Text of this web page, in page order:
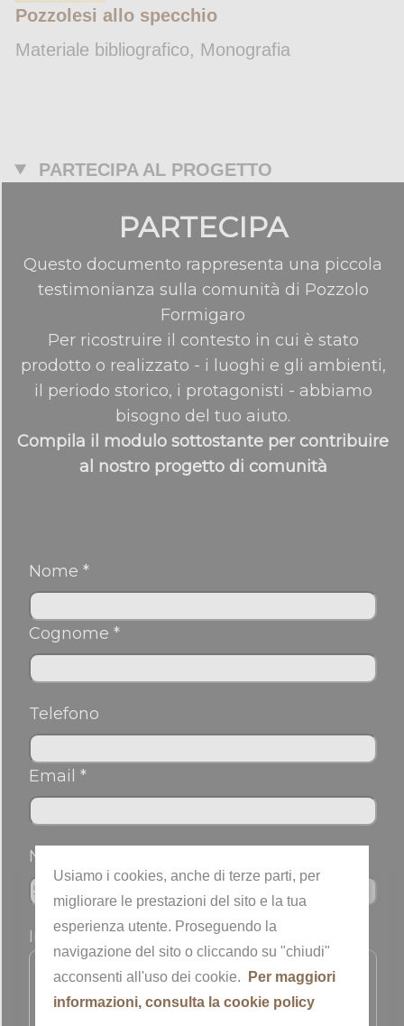
Pozzolesi allo specchio
Materiale bibliografico, Monografia
PARTECIPA AL PROGETTO
PARTECIPA
Questo documento rappresenta una piccola
testimonianza sulla comunità di Pozzolo
Formigaro
Per ricostruire il contesto in cui è stato
prodotto o realizzato - i luoghi e gli ambienti,
il periodo storico, i protagonisti - abbiamo
bisogno del tuo aiuto.
Compila il modulo sottostante per contribuire
al nostro progetto di comunità
Nome *
Cognome *
Telefono
Email *
Nickname
Informazioni sull'immagine
Autore
Usiamo i cookies, anche di terze parti, per
migliorare le prestazioni del sito e la tua
esperienza utente. Proseguendo la
navigazione del sito o cliccando su "chiudi"
acconsenti all'uso dei cookie.
Per maggiori
informazioni, consulta la cookie policy